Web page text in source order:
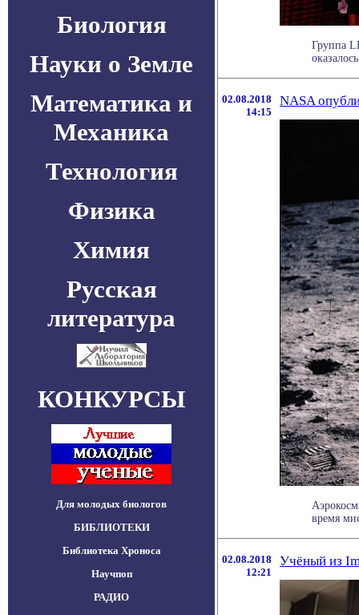
Биология
Науки о Земле
Математика и
Механика
Технология
Физика
Химия
Русская
литература
КОНКУРСЫ
Для молодых биологов
БИБЛИОТЕКИ
Библиотека Хроноса
Научпоп
РАДИО
Группа
02.08.2018
14:15
NASA
время
02.08.2018
12:21
Учёный из